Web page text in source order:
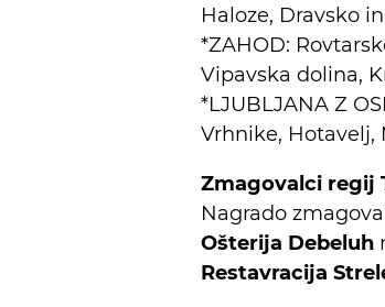
Haloze, Dravsko
*ZAHOD:
Vipavska dolina,
*LJUBLJANA Z
Vrhnike, Hotavelj,
Zmagovalci regij
Nagrado
Ošterija Debeluh
Restavracija